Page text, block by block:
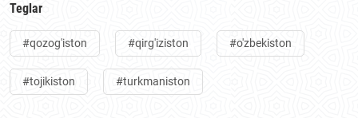
Teglar
#qozog'iston #qirg'iziston #o'zbekiston
#tojikiston #turkmaniston